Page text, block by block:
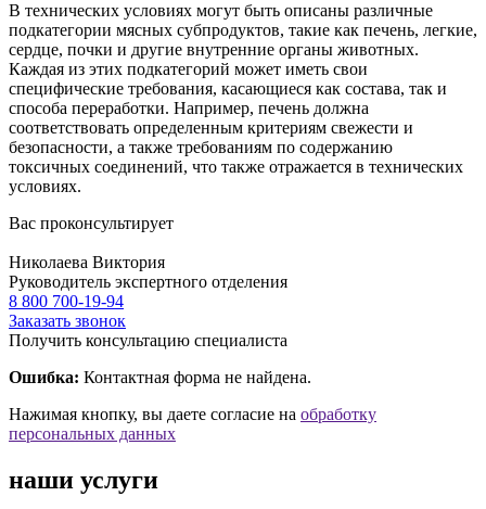
В технических условиях могут быть описаны различные
подкатегории мясных субпродуктов, такие как печень, легкие,
сердце, почки и другие внутренние органы животных.
Каждая из этих подкатегорий может иметь свои
специфические требования, касающиеся как состава, так и
способа переработки. Например, печень должна
соответствовать определенным критериям свежести и
безопасности, а также требованиям по содержанию
токсичных соединений, что также отражается в технических
условиях.
Вас проконсультирует
Николаева Виктория
Руководитель экспертного отделения
8 800 700-19-94
Заказать звонок
Получить консультацию специалиста
Ошибка: Контактная форма не найдена.
Нажимая кнопку, вы даете согласие на обработку
персональных данных
наши услуги